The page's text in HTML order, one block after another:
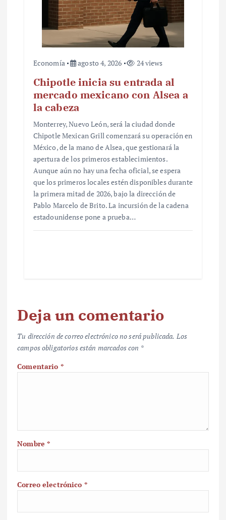
Economía agosto 4, 2026 24 views
Chipotle inicia su entrada al
mercado mexicano con Alsea a
la cabeza
Monterrey, Nuevo León, será la ciudad donde
Chipotle Mexican Grill comenzará su operación en
México, de la mano de Alsea, que gestionará la
apertura de los primeros establecimientos.
Aunque aún no hay una fecha oficial, se espera
que los primeros locales estén disponibles durante
la primera mitad de 2026, bajo la dirección de
Pablo Marcelo de Brito. La incursión de la cadena
estadounidense pone a prueba…
Deja un comentario
Tu dirección de correo electrónico no será publicada. Los
campos obligatorios están marcados con *
Comentario *
Nombre*
Correo electrónico *